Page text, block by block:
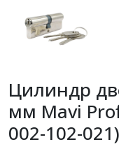
Цилиндр
мм Mavi
002-102-021)